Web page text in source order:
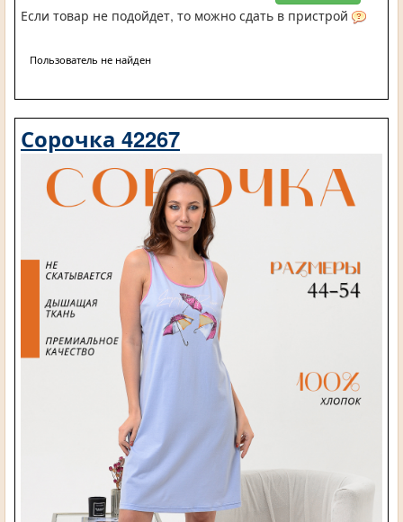
Если товар не подойдет, то можно сдать в пристрой
Пользователь не найден
Сорочка 42267